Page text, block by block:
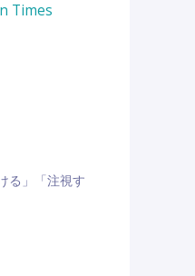
Times
る」「注視す